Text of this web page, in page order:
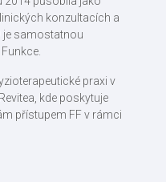
konzultacích a
je samostatnou
praxi v
kde poskytuje
přístupem FF v rámci